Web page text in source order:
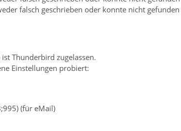
falsch geschrieben oder konnte nicht
Thunderbird zugelassen.
Einstellungen probiert:
(für eMail)